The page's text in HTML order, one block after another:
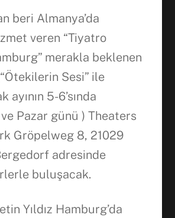
beri Almanya’da
veren “Tiyatro
merakla beklenen
Sesi” ile
ayının 5-6’sında
Pazar günü ) Theaters
Gröpelweg 8, 21029
adresinde
buluşacak.
Yıldız Hamburg’da